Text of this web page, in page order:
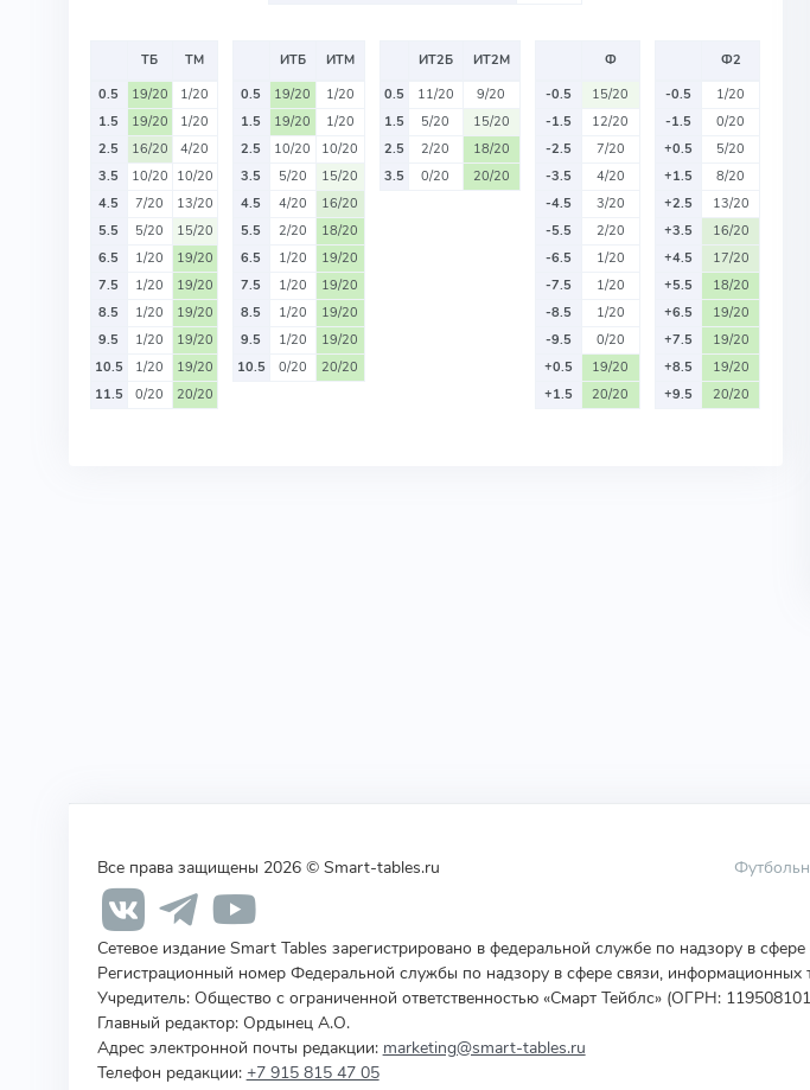
ТБ
ТМ
0.5
19/20
1/20
1.5
19/20
1/20
2.5
16/20
4/20
3.5
10/20 10/20
4.5
7/20
13/20
5.5
5/20
15/20
6.5
1/20
19/20
7.5
1/20
19/20
8.5
1/20
19/20
9.5
1/20
19/20
10.5
1/20
19/20
11.5
0/20 20/20
ИТБ
ИТМ
0.5
19/20
1/20
1.5
19/20
1/20
2.5
10/20
10/20
3.5
5/20
15/20
4.5
4/20
16/20
5.5
2/20
18/20
6.5
1/20
19/20
7.5
1/20
19/20
8.5
1/20
19/20
9.5
1/20
19/20
10.5
0/20 20/20
ИТ2Б
ИТ2М
0.5
11/20
9/20
1.5
5/20
15/20
2.5
2/20
18/20
3.5
0/20 20/20
Ф
-0.5
15/20
-1.5
12/20
-2.5
7/20
-3.5
4/20
-4.5
3/20
-5.5
2/20
-6.5
1/20
-7.5
1/20
-8.5
1/20
-9.5
0/20
+0.5
19/20
+1.5
20/20
Ф2
-0.5
1/20
-1.5
0/20
+0.5
5/20
+1.5
8/20
+2.5
13/20
+3.5
16/20
+4.5
17/20
+5.5
18/20
+6.5
19/20
+7.5
19/20
+8.5
19/20
+9.5
20/20
Все права защищены 2026 © Smart-tables.ru
Сетевое издание Smart Tables зарегистрировано в федеральной службе по надзору в
Регистрационный номер Федеральной службы по надзору в сфере связи,
Учредитель: Общество с ограниченной ответственностью «Смарт Тейблс» (ОГРН:
Главный редактор: Ордынец А.О.
Адрес электронной почты редакции: marketing@smart-tables.ru
Телефон редакции: +7 915 815 47 05